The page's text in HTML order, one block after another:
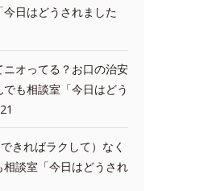
今日はどうされました
オってる？お口の治安
も相談室「今日はどう
きればラクして）なく
相談室「今日はどうされ